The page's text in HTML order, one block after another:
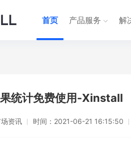
首页 产品服务 解
统计免费使用-Xinstall
资讯 时间： 2021-06-21 16:15:50